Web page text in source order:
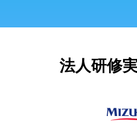
法人研修